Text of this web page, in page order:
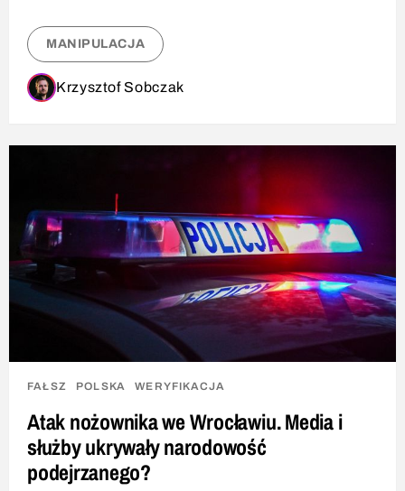
MANIPULACJA
Krzysztof Sobczak
FAŁSZ POLSKA WERYFIKACJA
Atak nożownika we Wrocławiu. Media i
służby ukrywały narodowość
podejrzanego?